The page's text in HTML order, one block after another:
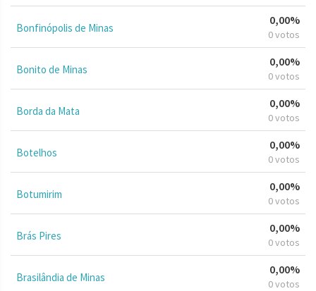
Bonfinópolis de Minas
0,00%
0 votos
Bonito de Minas
0,00%
0 votos
Borda da Mata
0,00%
0 votos
Botelhos
0,00%
0 votos
Botumirim
0,00%
0 votos
Brás Pires
0,00%
0 votos
Brasilândia de Minas
0,00%
0 votos